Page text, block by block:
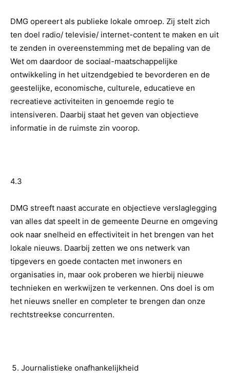
DMG opereert als publieke lokale omroep. Zij stelt zich
ten doel radio/ televisie/ internet-content te maken en uit
te zenden in overeenstemming met de bepaling van de
Wet om daardoor de sociaal-maatschappelijke
ontwikkeling in het uitzendgebied te bevorderen en de
geestelijke, economische, culturele, educatieve en
recreatieve activiteiten in genoemde regio te
intensiveren. Daarbij staat het geven van objectieve
informatie in de ruimste zin voorop.
4.3
DMG streeft naast accurate en objectieve verslaglegging
van alles dat speelt in de gemeente Deurne en omgeving
ook naar snelheid en effectiviteit in het brengen van het
lokale nieuws. Daarbij zetten we ons netwerk van
tipgevers en goede contacten met inwoners en
organisaties in, maar ook proberen we hierbij nieuwe
technieken en werkwijzen te verkennen. Ons doel is om
het nieuws sneller en completer te brengen dan onze
rechtstreekse concurrenten.
Journalistieke onafhankelijkheid